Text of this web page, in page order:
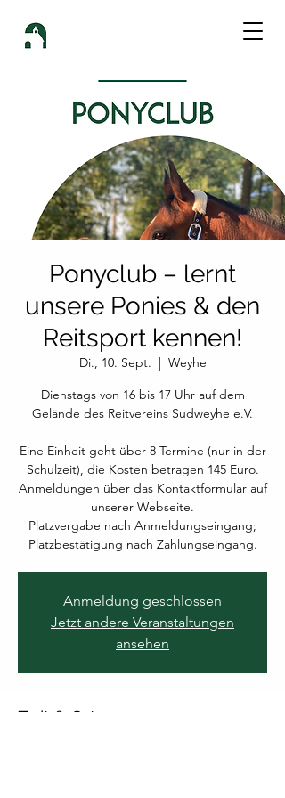
Ponyclub – lernt
unsere Ponies & den
Reitsport kennen!
Di., 10. Sept.
  |
Weyhe
Dienstags von 16 bis 17 Uhr auf dem
Gelände des Reitvereins Sudweyhe e.V.
Eine Einheit geht über 8 Termine (nur in der
Schulzeit), die Kosten betragen 145 Euro.
Anmeldungen über das Kontaktformular auf
unserer Webseite.
Platzvergabe nach Anmeldungseingang;
Platzbestätigung nach Zahlungseingang.
Anmeldung geschlossen
Jetzt andere Veranstaltungen
ansehen
Zeit & Ort